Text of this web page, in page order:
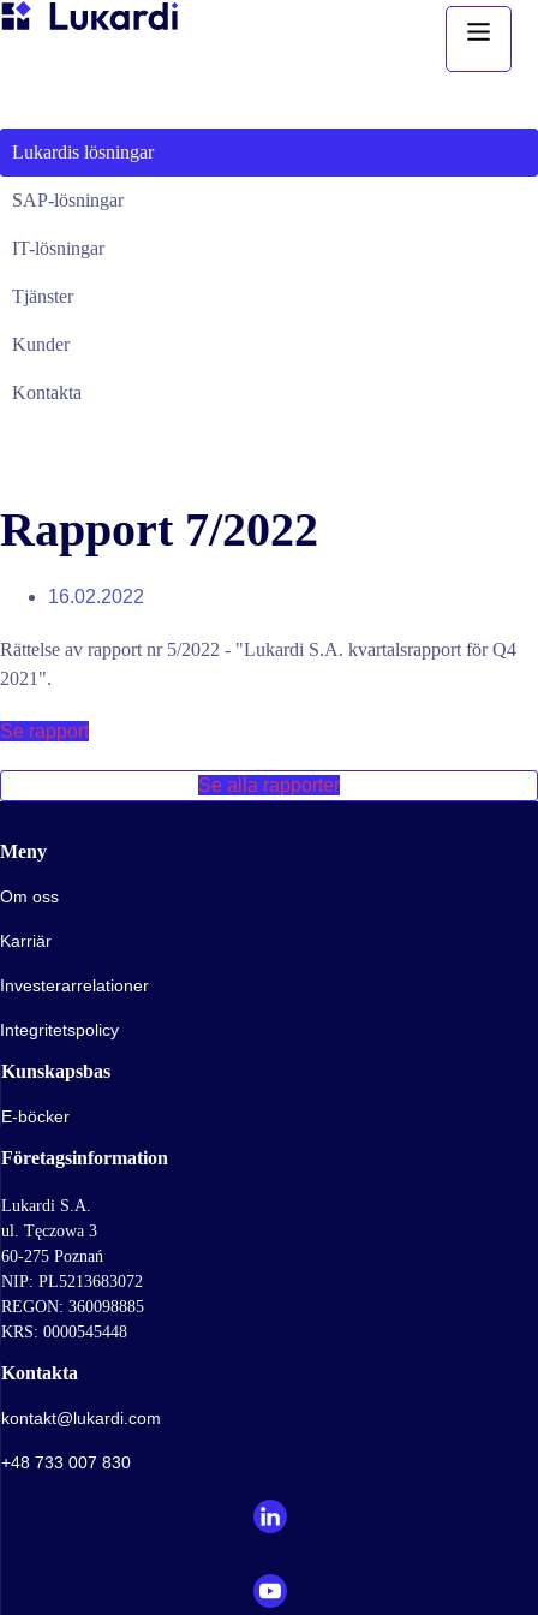
Hoppa
Lukardis lösningar
SAP-lösningar
IT-lösningar
Tjänster
Kunder
Kontakta
Rapport 7/2022
16.02.2022
Rättelse av rapport nr 5/2022 - "Lukardi S.A. kvartalsrapport för Q4
2021".
Se rapport
Se alla rapporter
Meny
Om oss
Karriär
Investerarrelationer
Integritetspolicy
Kunskapsbas
E-böcker
Företagsinformation
Lukardi S.A.
ul. Tęczowa 3
60-275 Poznań
NIP: PL5213683072
REGON: 360098885
KRS: 0000545448
Kontakta
kontakt@lukardi.com
+48 733 007 830